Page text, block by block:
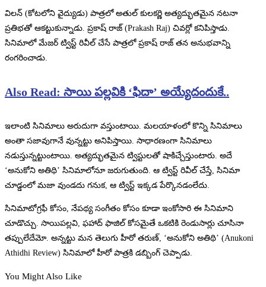
విలన్ (కోటలోని వైద్యుడు) పాత్రలో అతుల్ కులకర్ణి అత్యద్భుతమైన నటనా
ప్రతిభతో ఆకట్టుకున్నాడు. ప్రకాష్ రాజ్ (Prakash Raj) చివర్లో కనిపిస్తాడు.
సినిమాలో మేజర్ ట్విస్ట్ రివీల్ చేసే పాత్రలో ప్రకాష్ రాజ్ తన అనుభవాన్ని
రంగరించాడు.
Also Read: సాయి పల్లవికి ‘ఫిదా’ అయ్యేదందుకే..
ఇలాంటి సినిమాలు అరుదుగా వస్తుంటాయి. మలయాళంలో కొన్ని సినిమాలు
అంతా సజావుగానే వున్నట్టు అనిపిస్తాయి. సాధారణంగా సినిమాలు
నడుస్తున్నట్టుంటాయి. అత్యద్భుతమైన ట్విస్టులతో షాకిచ్చేస్తుంటారు. అదే
‘అనుకోని అతిథి’ సినిమాలోనూ జరుగుతుంది. ఆ ట్విస్ట్ రివీల్ చేస్తే, సినిమా
చూడ్డంలో మజా వుండదు గనుక, ఆ ట్విస్ట్ ఇక్కడ పేర్కొనడంలేదు.
సినిమాటోగ్రఫీ కోసం, నేపథ్య సంగీతం కోసం కూడా ఇంకోసారి ఈ సినిమాని
చూడొచ్చు. సాయిపల్లవి, ఫహాద్ ఫాజిల్ కోసమైతే ఒకటికి రెండుసార్లు చూసినా
తప్పులేదేమో. అన్నట్టు మన తెలుగు హీరో తరుణ్, ‘అనుకోని అతిథి’ (Anukoni
Athidhi Review) సినిమాలో హీరో పాత్రకి డబ్బింగ్ చెప్పాడు.
You Might Also Like